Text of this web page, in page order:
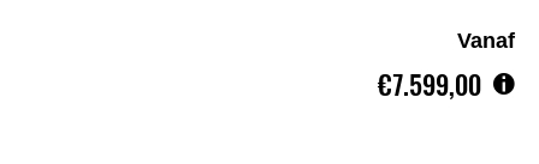
Vanaf
€7.599,00